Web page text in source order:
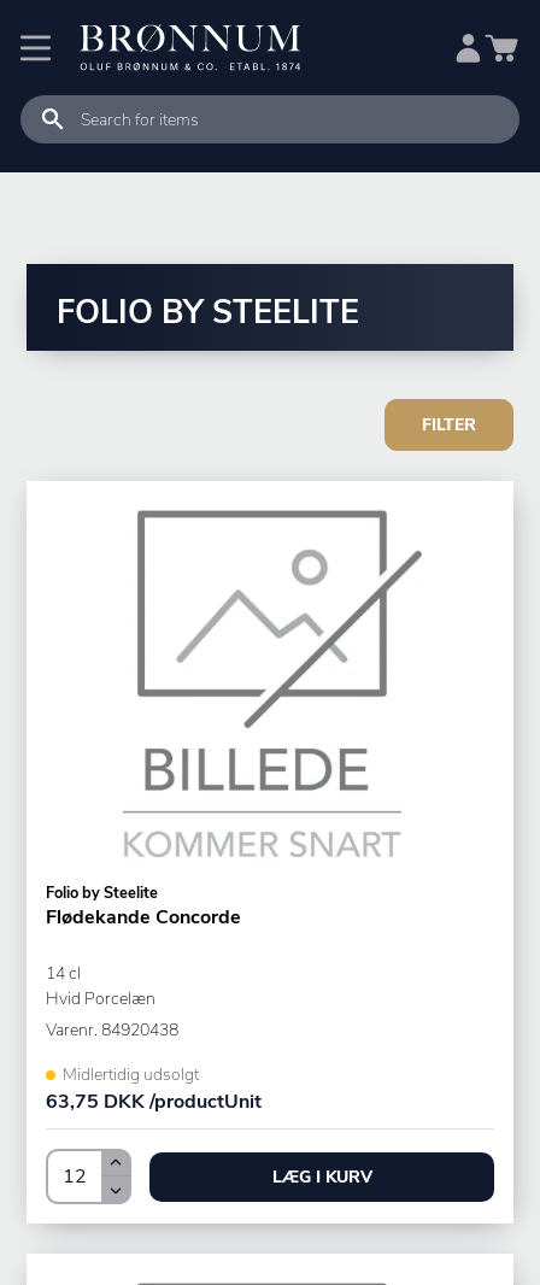
FOLIO BY STEELITE
FILTER
Folio by Steelite
Flødekande Concorde
14 cl
Hvid Porcelæn
Varenr. 84920438
Midlertidig udsolgt
63,75 DKK /productUnit
LÆG I KURV